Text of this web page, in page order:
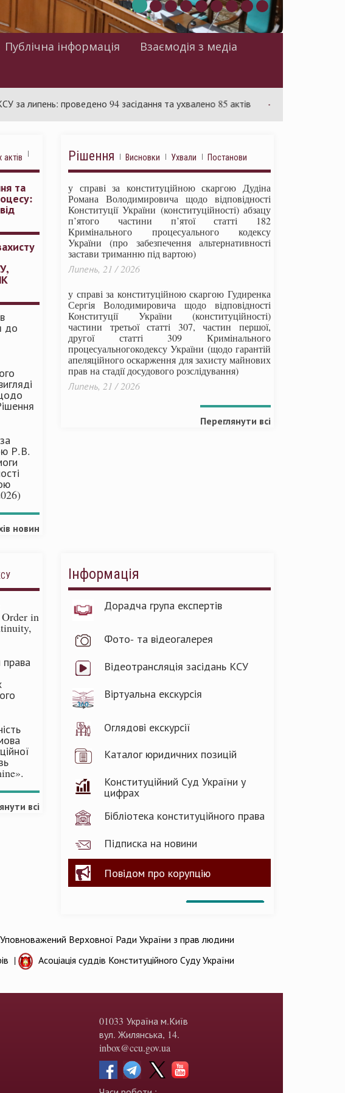
Публічна інформація
Взаємодія з медіа
проведено 94 засідання та ухвалено 85 актів Суд розглядає справу
та
до
Р.В.
новин
Рішення Висновки Ухвали Постанови
у справі за конституційною скаргою Дудіна
Романа Володимировича щодо відповідності
Конституції України (конституційності) абзацу
п’ятого частини п’ятої статті 182
Кримінального процесуального кодексу
України (про забезпечення альтернативності
застави триманню під вартою)
Липень, 21 / 2026
у справі за конституційною скаргою Гудиренка
Сергія Володимировича щодо відповідності
Конституції України (конституційності)
частини третьої статті 307, частин першої,
другої статті 309 Кримінального
процесуальногокодексу України (щодо гарантій
апеляційного оскарження для захисту майнових
прав на стадії досудового розслідування)
Липень, 21 / 2026
Переглянути всі
in
всі
Інформація
Дорадча група експертів
Фото- та відеогалерея
Відеотрансляція засідань КСУ
Віртуальна екскурсія
Оглядові екскурсії
Каталог юридичних позицій
Конституційний Суд України у
цифрах
Бібліотека конституційного права
Підписка на новини
Повідом про корупцію
Уповноважений Верховної Ради України з прав людини
| Асоціація суддів Конституційного Суду України
01033 Україна м.Київ
вул. Жилянська, 14.
inbox@ccu.gov.ua